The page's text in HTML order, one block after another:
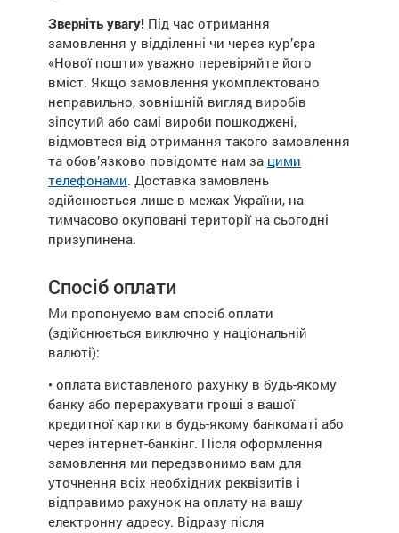
Зверніть увагу! Під час отримання
замовлення у відділенні чи через кур’єра
«Нової пошти» уважно перевіряйте його
вміст. Якщо замовлення укомплектовано
неправильно, зовнішній вигляд виробів
зіпсутий або самі вироби пошкоджені,
відмовтеся від отримання такого замовлення
та обов’язково повідомте нам за цими
телефонами. Доставка замовлень
здійснюється лише в межах України, на
тимчасово окуповані території на сьогодні
призупинена.
Спосіб оплати
Ми пропонуємо вам спосіб оплати
(здійснюється виключно у національній
валюті):
• оплата виставленого рахунку в будь-якому
банку або перерахувати гроші з вашої
кредитної картки в будь-якому банкоматі або
через інтернет-банкінг. Після оформлення
замовлення ми передзвонимо вам для
уточнення всіх необхідних реквізитів і
відправимо рахунок на оплату на вашу
електронну адресу. Відразу після